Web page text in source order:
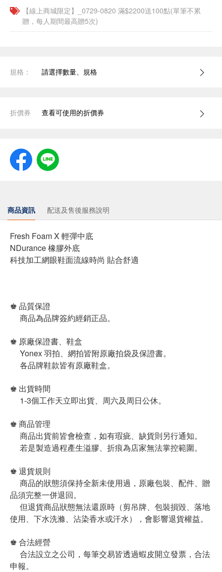
【線上商城限定】_0729-0820 滿$2200送100點(單筆不累
贈，每人期間最高贈5次)
規格： 請選擇數量、規格
折價券 查看可使用的折價券
商品資訊 配送及售後服務說明
Fresh Foam X 輕彈中底
NDurance 橡膠外底
科技加工網眼鞋面流線時尚 貼合舒適
♚ 品質保證
商品為品牌簽約經銷正品。
♚ 原廠保證書、鞋盒
Yonex 羽拍、網拍皆附原廠拍袋及保證書。
各品牌鞋款皆有原廠鞋盒。
♚ 出貨時間
1-3個工作天立即出貨、周六及周日公休。
♚ 商品管理
商品出貨前皆會檢查，如有瑕疵、缺貨則另行通知。
若是製造過程產生溢膠、折痕為店家無法掌控範圍。
♚ 退貨規則
商品的狀態須保持全新未使用過，原廠包裝、配件、贈
品須完整一併退回。
但退貨商品狀態無法還原時（剪吊牌、包裝損毀、落地
使用、下水洗滌、沾染香水或汗水），會影響退貨權益。
♚ 合法經營
合法設立之公司，每筆交易皆透過蝦皮開立發票，合法
申報。